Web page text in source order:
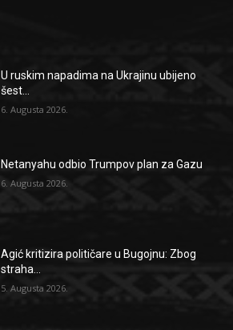
U ruskim napadima na Ukrajinu ubijeno
šest...
6. Augusta 2026.
Netanyahu odbio Trumpov plan za Gazu
6. Augusta 2026.
Agić kritizira političare u Bugojnu: Zbog
straha...
5. Augusta 2026.